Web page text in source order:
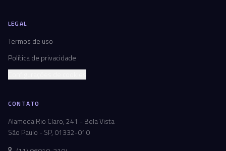
LEGAL
Termos de uso
Política de privacidade
CONTATO
Alameda Rio Claro, 241 - Bela Vista
São Paulo - SP, 01332-010